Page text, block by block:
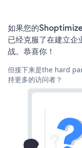
如果您的
已经克服了在建立
战。恭喜你！
但接下来是the hard
持更多的访问者？